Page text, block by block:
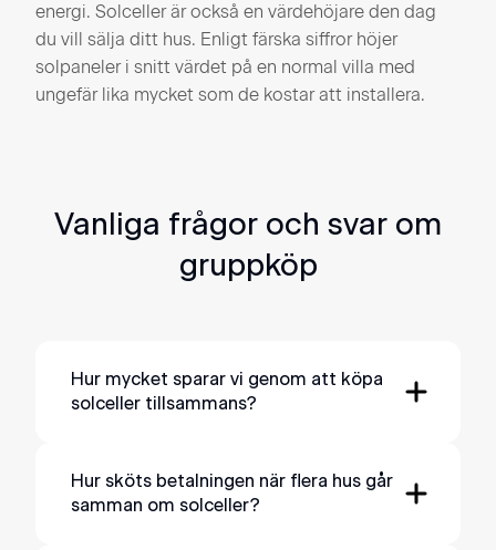
energi. Solceller är också en värdehöjare den dag
du vill sälja ditt hus. Enligt färska siffror höjer
solpaneler i snitt värdet på en normal villa med
ungefär lika mycket som de kostar att installera.
Vanliga frågor och svar om
gruppköp
Hur mycket sparar vi genom att köpa
solceller tillsammans?
avstånd mellan hus, takmaterial, lutning,
om husen är separata eller radhus med
Hur sköts betalningen när flera hus går
samman om solceller?